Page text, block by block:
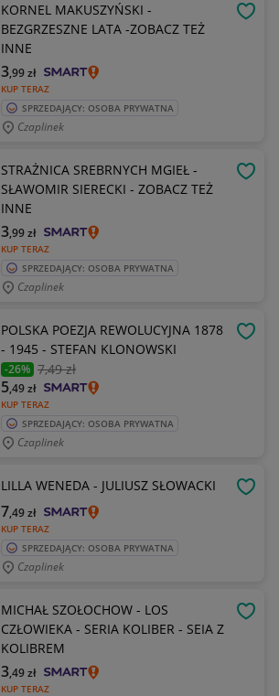
KORNEL MAKUSZYŃSKI -
BEZGRZESZNE LATA -ZOBACZ TEŻ
INNE
KUP TERAZ
3,99zł
SPRZEDAJĄCY: OSOBA PRYWATNA
Czaplinek
STRAŻNICA SREBRNYCH MGIEŁ -
SŁAWOMIR SIERECKI - ZOBACZ TEŻ
INNE
KUP TERAZ
3,99zł
SPRZEDAJĄCY: OSOBA PRYWATNA
Czaplinek
POLSKA POEZJA REWOLUCYJNA 1878
- 1945 - STEFAN KLONOWSKI
-26% 7,49 zł
KUP TERAZ
5,49zł
SPRZEDAJĄCY: OSOBA PRYWATNA
Czaplinek
LILLA WENEDA - JULIUSZ SŁOWACKI
KUP TERAZ
7,49zł
SPRZEDAJĄCY: OSOBA PRYWATNA
Czaplinek
MICHAŁ SZOŁOCHOW - LOS
CZŁOWIEKA - SERIA KOLIBER - SEIA Z
KOLIBREM
KUP TERAZ
3,49zł